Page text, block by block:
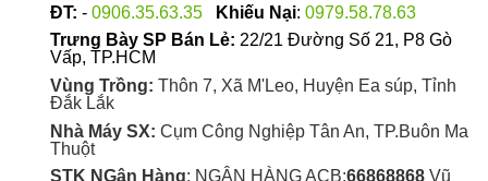
phẩm
phẩm
ĐT: - 0906.35.63.35 Khiếu Nại: 0979.58.78.63
Trưng Bày SP Bán Lẻ: 22/21 Đường Số 21, P8 Gò
Vấp, TP.HCM
Vùng Trồng: Thôn 7, Xã M'Leo, Huyện Ea súp, Tỉnh
Đắk Lắk
Nhà Máy SX: Cụm Công Nghiệp Tân An, TP.Buôn Ma
Thuột
STK NGân Hàng: NGÂN HÀNG ACB:66868868Vũ